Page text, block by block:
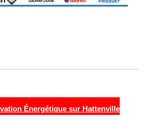
Énergétique sur Hattenville